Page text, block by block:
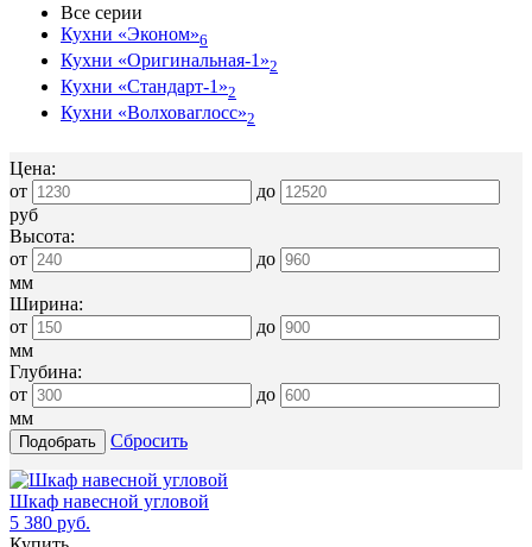
Все серии
Кухни «Эконом»6
Кухни «Оригинальная-1»2
Кухни «Стандарт-1»2
Кухни «Волховаглосс»2
Цена:
от
до
руб
Высота:
от
до
мм
Ширина:
от
до
мм
Глубина:
от
до
мм
Сбросить
Шкаф навесной угловой
5 380 руб.